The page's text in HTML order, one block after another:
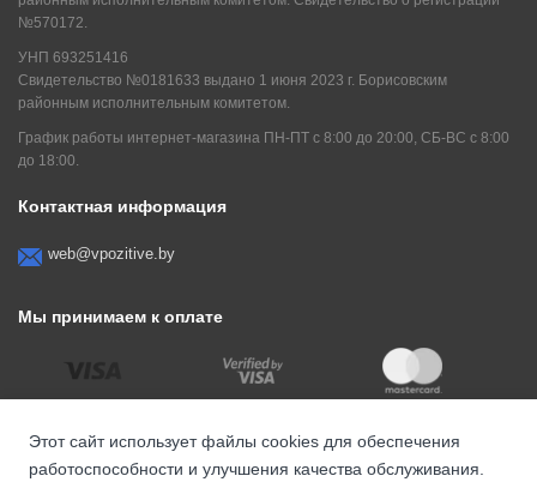
Этот сайт использует файлы cookies для обеспечения
работоспособности и улучшения качества обслуживания.
Мы принимаем к оплате
Контактная информация
web@vpozitive.by
№570172.
УНП 693251416
Свидетельство №0181633 выдано 1 июня 2023 г. Борисовским
районным исполнительным комитетом.
График работы интернет-магазина ПН-ПТ с 8:00 до 20:00, СБ-ВС с 8:00
до 18:00.